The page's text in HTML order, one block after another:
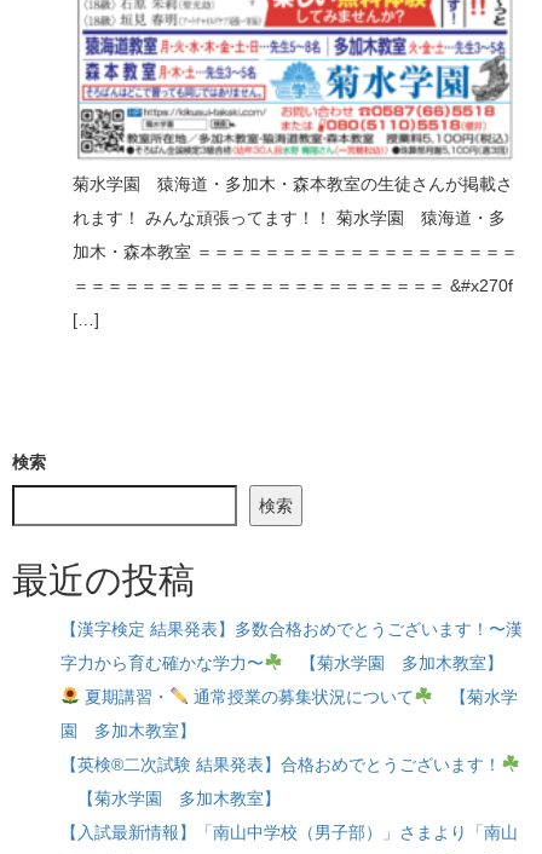
菊水学園 猿海道・多加木・森本教室の生徒さんが掲載さ
れます！ みんな頑張ってます！！ 菊水学園 猿海道・多
加木・森本教室 ＝＝＝＝＝＝＝＝＝＝＝＝＝＝＝＝＝＝＝
＝＝＝＝＝＝＝＝＝＝＝＝＝＝＝＝＝＝＝＝＝＝ &#x270f
[…]
検索
検索
最近の投稿
【漢字検定 結果発表】多数合格おめでとうございます！〜漢
字力から育む確かな学力〜
【菊水学園 多加木教室】
夏期講習・
通常授業の募集状況について
【菊水学
園 多加木教室】
【英検®二次試験 結果発表】合格おめでとうございます！
【菊水学園 多加木教室】
【入試最新情報】「南山中学校（男子部）」さまより「南山